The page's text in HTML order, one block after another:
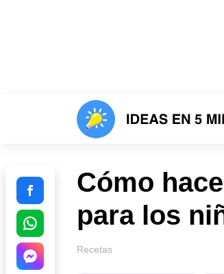
Cómo
para los
Recetas